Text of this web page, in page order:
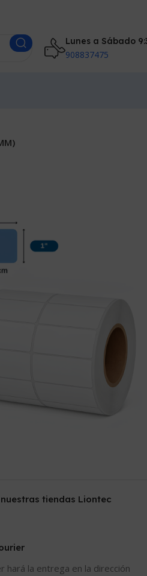
Lunes a Sábado
908837475
ETIQUETAS
DIRECTO TD
1″ (50MM
Añadir Al Carrito
Comprar Ahora
Añadir a la lista de deseos
tiendas Liontec
hará la entrega en la dirección